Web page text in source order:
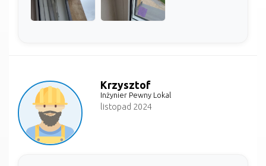
Krzysztof
Inżynier Pewny Lokal
listopad 2024